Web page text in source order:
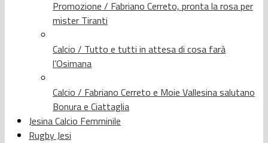
Promozione / Fabriano Cerreto, pronta la rosa per
mister Tiranti
Calcio / Tutto e tutti in attesa di cosa farà
l’Osimana
Calcio / Fabriano Cerreto e Moie Vallesina salutano
Bonura e Ciattaglia
Jesina Calcio Femminile
Rugby Jesi